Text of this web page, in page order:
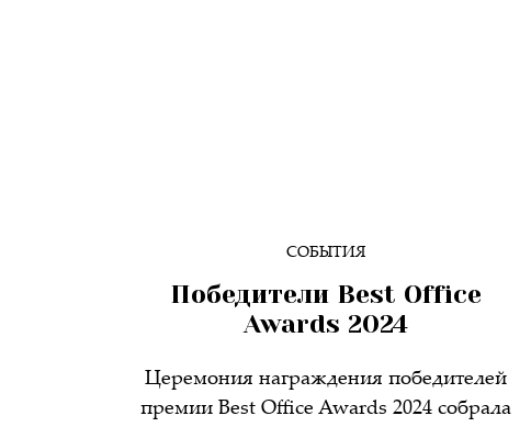
СОБЫТИЯ
Победители Best Office
Awards 2024
Церемония награждения победителей
премии Best Office Awards 2024 собрала